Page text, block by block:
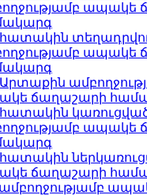
ապակե
հատակին
ապակե
Արտաքին
ճաղաշարի
հատակին
ապակե
հատակին
ճաղաշարի
ամբողջությամբ